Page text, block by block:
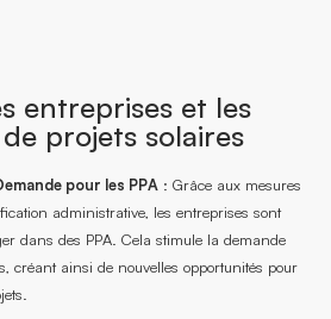
entreprises et les
projets solaires
pour les PPA : Grâce aux mesures
administrative, les entreprises sont
dans des PPA. Cela stimule la demande
créant ainsi de nouvelles opportunités pour